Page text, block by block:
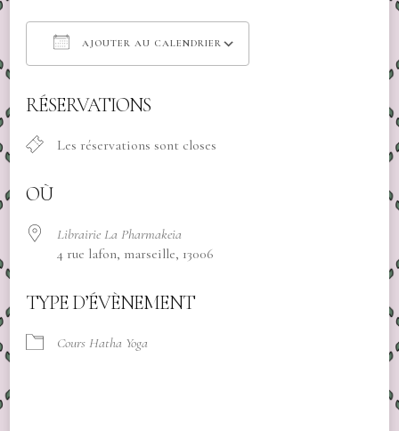
AJOUTER AU CALENDRIER
RÉSERVATIONS
Les réservations sont closes
OÙ
Librairie La Pharmakeia
4 rue lafon, marseille, 13006
TYPE D’ÉVÈNEMENT
Cours Hatha Yoga